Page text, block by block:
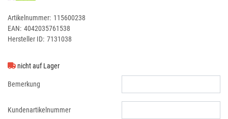
Artikelnummer: 115600238
EAN: 4042035761538
Hersteller ID: 7131038
nicht auf Lager
Bemerkung
Kundenartikelnummer